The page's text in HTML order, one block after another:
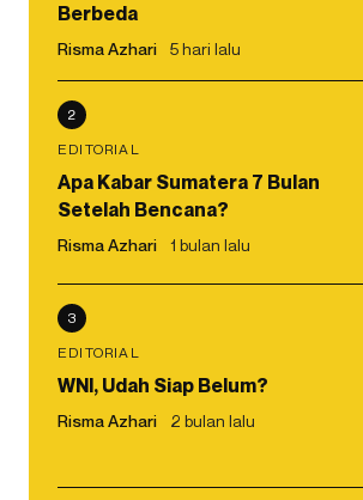
Berbeda
Risma Azhari 5 hari lalu
2
EDITORIAL
Apa Kabar Sumatera 7 Bulan
Setelah Bencana?
Risma Azhari 1 bulan lalu
3
EDITORIAL
WNI, Udah Siap Belum?
Risma Azhari 2 bulan lalu